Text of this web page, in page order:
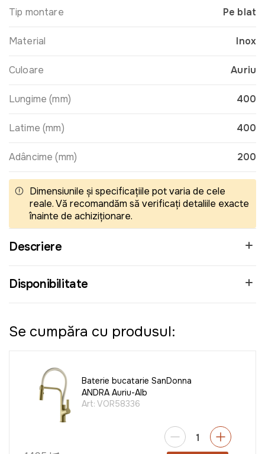
Tip montare Pe blat
Material Inox
Culoare Auriu
Lungime (mm) 400
Latime (mm) 400
Adâncime (mm) 200
Dimensiunile și specificațiile pot varia de cele
reale. Vă recomandăm să verificați detaliile exacte
înainte de achiziționare.
Descriere
Disponibilitate
Se cumpăra cu produsul:
Baterie bucatarie SanDonna
ANDRA Auriu-Alb
Art: VOR58336